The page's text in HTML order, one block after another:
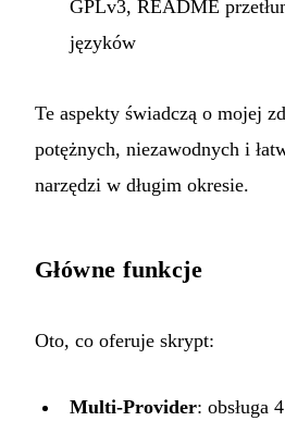
GPLv3, README
języków
Te aspekty świadczą o mojej
potężnych, niezawodnych i
narzędzi w długim okresie.
Główne funkcje
Oto, co oferuje skrypt:
Multi-Provider: obsługa